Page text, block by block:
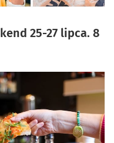
25-27 lipca. 8